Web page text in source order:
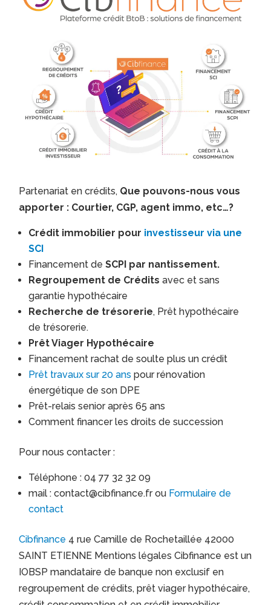
Partenariat en crédits, Que pouvons-nous vous
apporter : Courtier, CGP, agent immo, etc…?
Crédit immobilier pour investisseur via une
SCI
Financement deSCPI par nantissement.
Regroupement de Créditsavec et sans
garantie hypothécaire
Recherche de trésorerie, Prêt hypothécaire
de trésorerie.
Prêt Viager Hypothécaire
Financement rachat de soulte plus un crédit
Prêt travaux sur 20 ans pour rénovation
énergétique de son DPE
Prêt-relais senior après 65 ans
Comment financer les droits de succession
Pour nous contacter :
Téléphone : 04 77 32 32 09
mail : contact@cibfinance.fr ou Formulaire de
contact
Cibfinance 4 rue Camille de Rochetaillée 42000
SAINT ETIENNE Mentions légales Cibfinance est un
IOBSP mandataire de banque non exclusif en
regroupement de crédits, prêt viager hypothécaire,